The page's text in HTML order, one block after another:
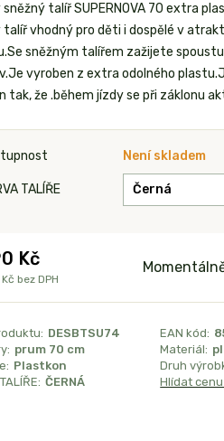
talíř SUPERNOVA 70 extra
talíř vhodný pro děti i dospělé v
sněžným talířem zažijete
vyroben z extra odolného
tak, že .během jízdy se při záklonu
Není skladem
TALÍŘE
Kč
bez DPH
DESBTSU74 EAN kód:
prum 70 cm Materiál:
Plastkon Druh
ČERNÁ Hlídat